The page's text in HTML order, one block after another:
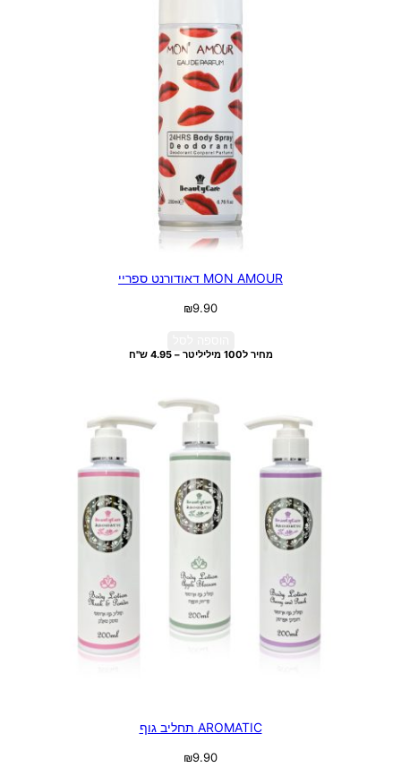
MON AMOUR דאודורנט ספריי
₪9.90
מחיר ל100 מיליליטר – 4.95 ש"ח
AROMATIC תחליב גוף
₪9.90